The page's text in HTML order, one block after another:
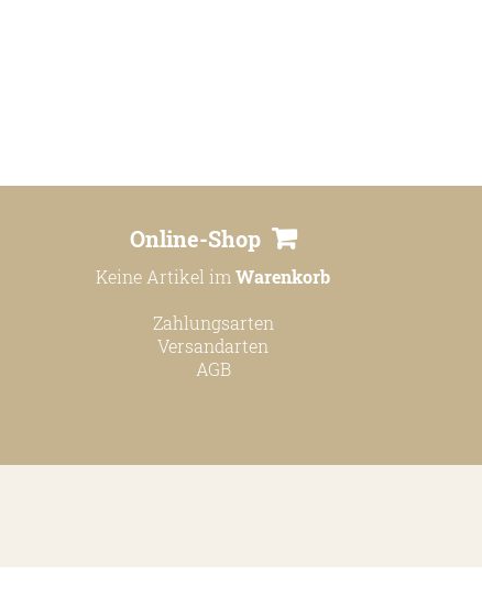
Online-Shop
Keine Artikel im Warenkorb
Zahlungsarten
Versandarten
AGB